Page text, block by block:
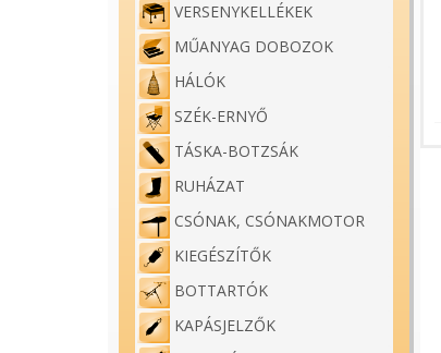
VERSENYKELLÉKEK
MŰANYAG DOBOZOK
HÁLÓK
SZÉK-ERNYŐ
TÁSKA-BOTZSÁK
RUHÁZAT
CSÓNAK, CSÓNAKMOTOR
KIEGÉSZÍTŐK
BOTTARTÓK
KAPÁSJELZŐK